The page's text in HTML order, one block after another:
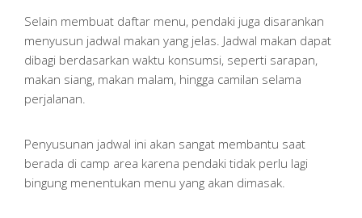
Selain membuat daftar menu, pendaki juga disarankan
menyusun jadwal makan yang jelas. Jadwal makan dapat
dibagi berdasarkan waktu konsumsi, seperti sarapan,
makan siang, makan malam, hingga camilan selama
perjalanan.
Penyusunan jadwal ini akan sangat membantu saat
berada di camp area karena pendaki tidak perlu lagi
bingung menentukan menu yang akan dimasak.